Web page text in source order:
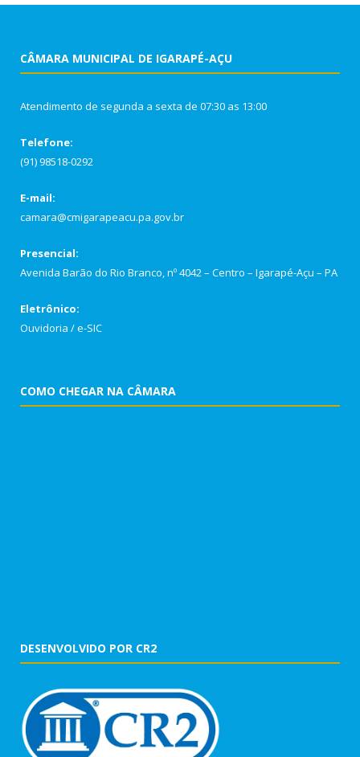
CÂMARA MUNICIPAL DE IGARAPÉ-AÇU
Atendimento de segunda a sexta de 07:30 as 13:00
Telefone:
(91) 98518-0292
E-mail:
camara@cmigarapeacu.pa.gov.br
Presencial:
Avenida Barão do Rio Branco, nº 4042 – Centro – Igarapé-Açu – PA
Eletrônico:
Ouvidoria /e-SIC
COMO CHEGAR NA CÂMARA
DESENVOLVIDO POR CR2